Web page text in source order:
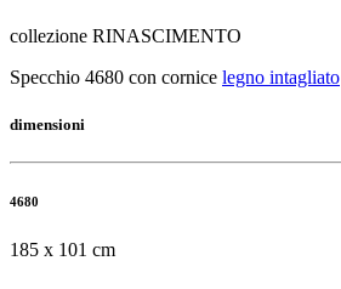
collezione RINASCIMENTO
Specchio 4680 con cornice legno intagliato
dimensioni
4680
185 x 101 cm